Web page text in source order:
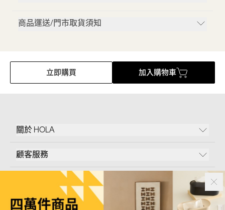
商品運送/門市取貨須知
立即購買 加入購物車
關於 HOLA
顧客服務